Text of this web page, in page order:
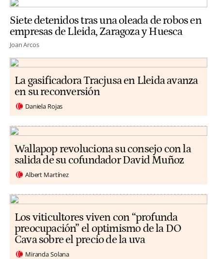
Siete detenidos tras una oleada de robos en
empresas de Lleida, Zaragoza y Huesca
Joan Arcos
La gasificadora Tracjusa en Lleida avanza
en su reconversión
Daniela Rojas
Wallapop revoluciona su consejo con la
salida de su cofundador David Muñoz
Albert Martínez
Los viticultores viven con “profunda
preocupación” el optimismo de la DO
Cava sobre el precio de la uva
Miranda Solana